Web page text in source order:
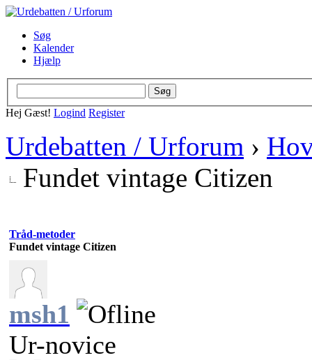
Søg
Kalender
Hjælp
Hej Gæst! Logind Register
Urdebatten / Urforum ›
Fundet vintage Citizen
Tråd-metoder
Fundet vintage Citizen
msh1
Ur-novice